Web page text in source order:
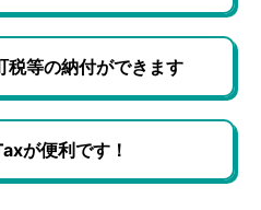
税等の納付ができます
が便利です！